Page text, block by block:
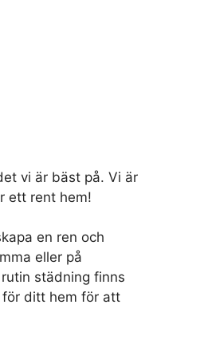
vi är bäst på. Vi är
ett rent hem!
en ren och
eller på
städning finns
ditt hem för att